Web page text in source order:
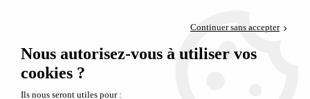
Départ de notre dépôt avant 14h
Les idées cadeaux sur le thème de l'océan
Continuer sans accepter
Nous autorisez-vous à utiliser vos
cookies ?
Ils nous seront utiles pour :